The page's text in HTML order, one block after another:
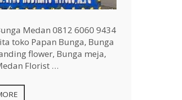
Medan 0812 6060 9434
toko Papan Bunga, Bunga
flower, Bunga meja,
Florist …